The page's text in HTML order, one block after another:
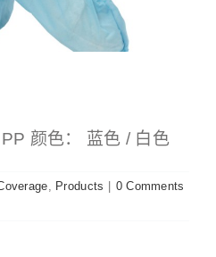
颜色： 蓝色 / 白色
Products
0 Comments